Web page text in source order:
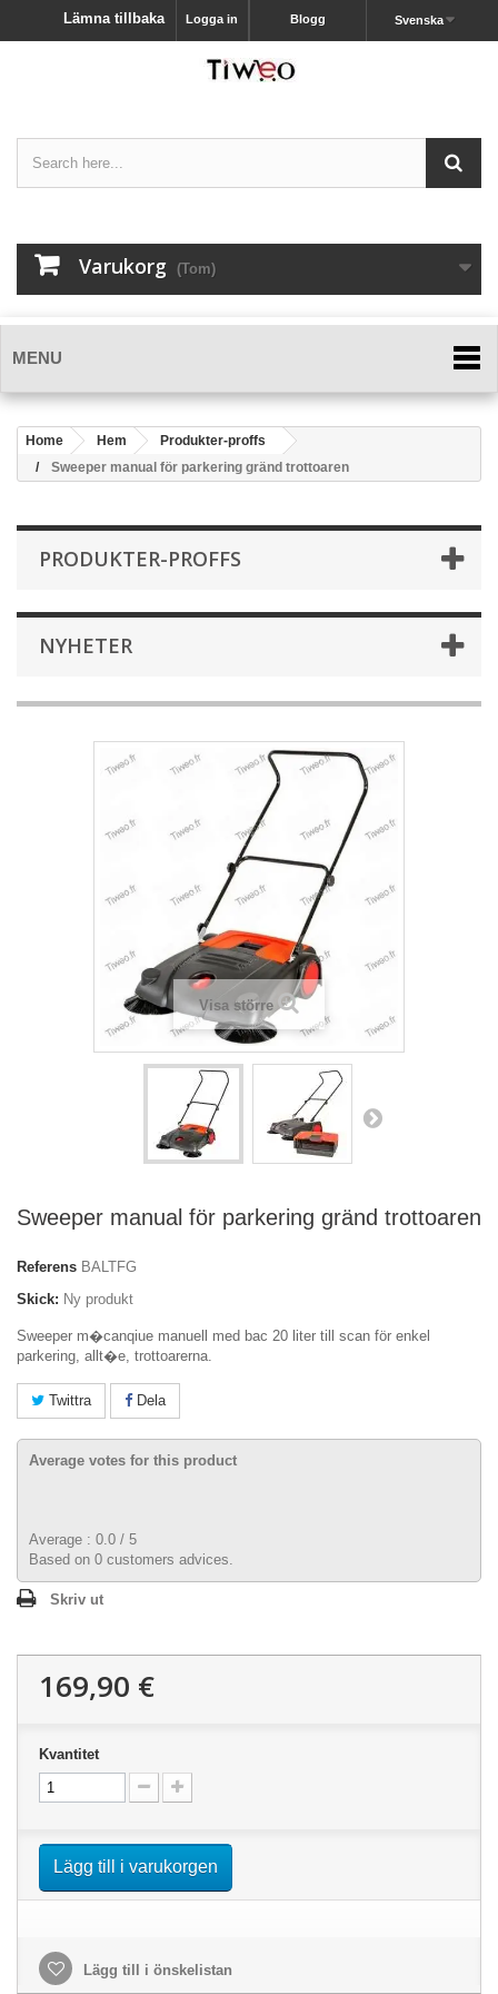
Svenska
Blogg
Logga in
Lämna tillbaka
Varukorg (Tom)
MENU
Home Hem
Produkter-proffs
Sweeper manual för parkering gränd trottoaren
PRODUKTER-PROFFS
NYHETER
Visa större
Sweeper manual för parkering gränd trottoaren
Referens BALTFG
Skick: Ny produkt
Sweeper m�canqiue manuell med bac 20 liter till scan för enkel
parkering, allt�e, trottoarerna.
Twittra Dela
Average votes for this product
Average : 0.0 / 5
Based on 0 customers advices.
Skriv ut
169,90 €
Kvantitet
Lägg till i varukorgen
Lägg till i önskelistan